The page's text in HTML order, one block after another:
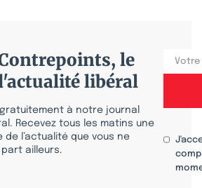
le
libéral
à notre journal
Recevez tous les matins une
de l’actualité que vous ne
ailleurs.